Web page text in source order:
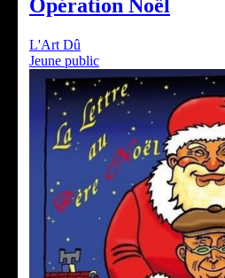
Opération Noël
L'Art Dû
Jeune public